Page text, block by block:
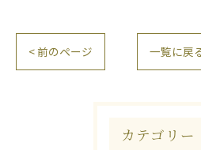
< 前のページ 一覧に戻
カテゴリー